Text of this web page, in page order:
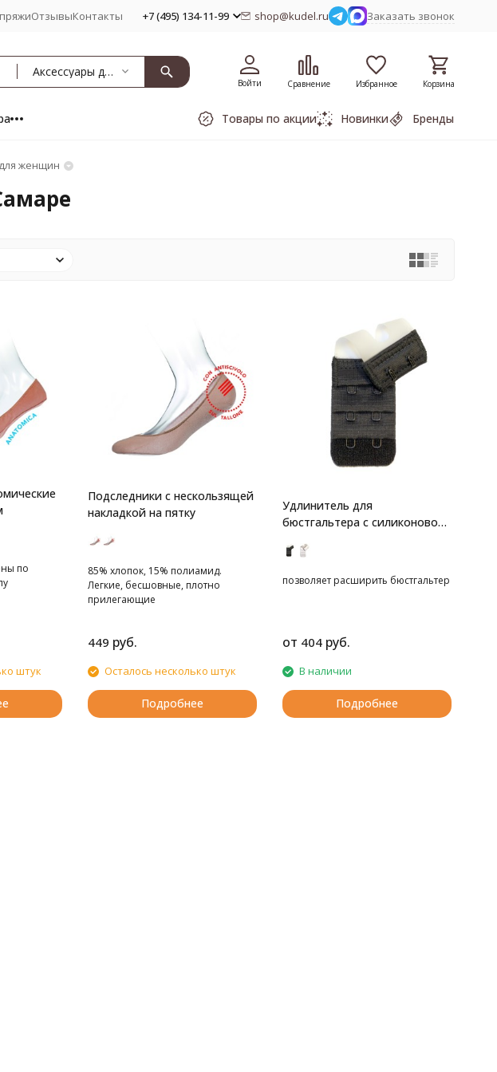
ОтзывыКонтакты +7 (495) 134-11-99 shop@kudel.ru Заказать звонок
Аксессуары для женщин
Войти Сравнение Избранное Корзина
Товары по акции Новинки Бренды
женщин
по
штук
Подследники с нескользящей
накладкой на пятку
85% хлопок, 15% полиамид.
Легкие, бесшовные, плотно
прилегающие
449 руб.
Осталось несколько штук
Подробнее
Удлинитель для
бюстгальтера с силиконовой
позволяет расширить бюстгальтер
от 404 руб.
В наличии
Подробнее